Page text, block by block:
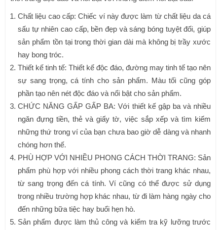
Chất liệu cao cấp: Chiếc ví này được làm từ chất liệu da cá
sấu tự nhiên cao cấp, bền đẹp và sáng bóng tuyệt đối, giúp
sản phẩm tồn tại trong thời gian dài mà không bị trầy xước
hay bong tróc.
Thiết kế tinh tế: Thiết kế độc đáo, đường may tinh tế tạo nên
sự sang trọng, cá tính cho sản phẩm. Màu tối cũng góp
phần tạo nên nét độc đáo và nổi bật cho sản phẩm.
CHỨC NĂNG GẤP GẤP BA: Với thiết kế gập ba và nhiều
ngăn đựng tiền, thẻ và giấy tờ, việc sắp xếp và tìm kiếm
những thứ trong ví của bạn chưa bao giờ dễ dàng và nhanh
chóng hơn thế.
PHÙ HỢP VỚI NHIỀU PHONG CÁCH THỜI TRANG: Sản
phẩm phù hợp với nhiều phong cách thời trang khác nhau,
từ sang trọng đến cá tính. Ví cũng có thể được sử dụng
trong nhiều trường hợp khác nhau, từ đi làm hàng ngày cho
đến những bữa tiệc hay buổi hẹn hò.
Sản phẩm được làm thủ công và kiểm tra kỹ lưỡng trước